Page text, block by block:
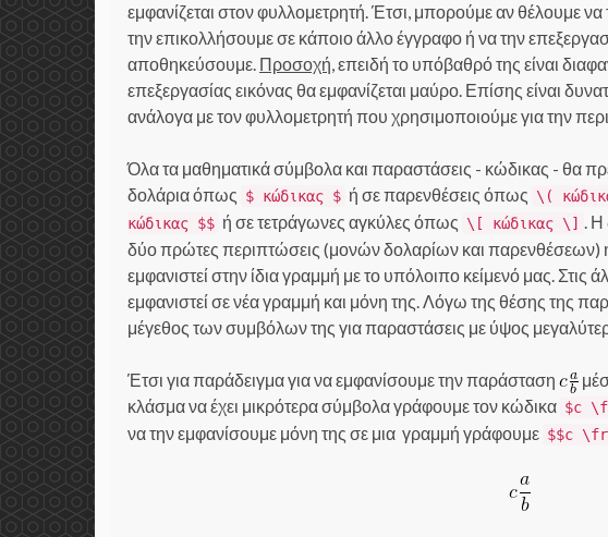
εμφανίζεται στον φυλλομετρητή. Έτσι, μπορούμε αν θέλουμε να
την επικολλήσουμε σε κάποιο άλλο έγγραφο ή να την
αποθηκεύσουμε. Προσοχή, επειδή το υπόβαθρό της είναι
επεξεργασίας εικόνας θα εμφανίζεται μαύρο. Επίσης είναι
ανάλογα με τον φυλλομετρητή που χρησιμοποιούμε για την
Όλα τα μαθηματικά σύμβολα και παραστάσεις - κώδικας - θα
δολάρια όπως $ κώδικας $ ή σε παρενθέσεις όπως \(
κώδικας $$ ή σε τετράγωνες αγκύλες όπως \[ κώδικας \] . Η
δύο πρώτες περιπτώσεις (μονών δολαρίων και
εμφανιστεί στην ίδια γραμμή με το υπόλοιπο κείμενό μας.
εμφανιστεί σε νέα γραμμή και μόνη της. Λόγω της θέσης της
μέγεθος των συμβόλων της για παραστάσεις με ύψος
Έτσι για παράδειγμα για να εμφανίσουμε την παράσταση
κλάσμα να έχει μικρότερα σύμβολα γράφουμε τον κώδικα $c
να την εμφανίσουμε μόνη της σε μια γραμμή γράφουμε $$c